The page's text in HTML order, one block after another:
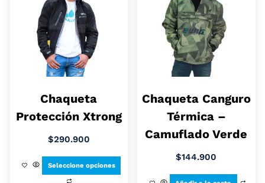
Chaqueta
Protección Xtrong
$290.900
Seleccione opciones
Chaqueta Canguro
Térmica –
Camuflado Verde
$144.900